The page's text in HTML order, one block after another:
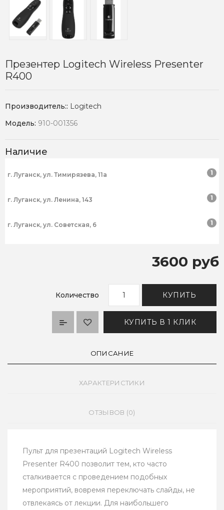
Презентер Logitech Wireless Presenter
R400
Производитель:: Logitech
Модель: 910-001356
Наличие
г. Луганск, ул. Тимирязева, 11а 1
г. Луганск, ул. Ленина, 143 1
г. Луганск, ул. Советская, 6 1
3600 руб
Количество КУПИТЬ
КУПИТЬ В 1 КЛИК
ОПИСАНИЕ
ХАРАКТЕРИСТИКИ
ОТЗЫВОВ (0)
Пульт для презентаций Logitech Wireless
Presenter R400 позволит тем, кто часто
сталкивается с проведением подобных
мероприятий, вовремя переключать слайды, не
отвлекаясь от лекции. Для наибольшего